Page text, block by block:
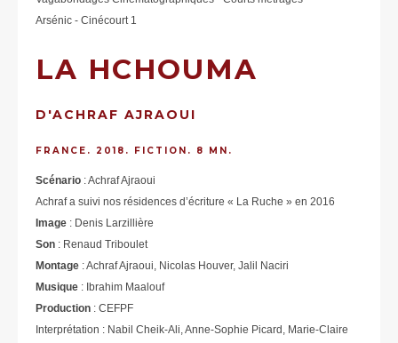
Arsénic - Cinécourt 1
LA HCHOUMA
D'ACHRAF AJRAOUI
FRANCE. 2018. FICTION. 8 MN.
Scénario : Achraf Ajraoui
Achraf a suivi nos résidences d’écriture « La Ruche » en 2016
Image : Denis Larzillière
Son : Renaud Triboulet
Montage : Achraf Ajraoui, Nicolas Houver, Jalil Naciri
Musique : Ibrahim Maalouf
Production : CEFPF
Interprétation : Nabil Cheik-Ali, Anne-Sophie Picard, Marie-Claire